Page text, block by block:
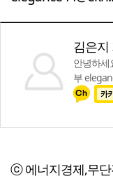
김은지
안녕하세
부
ⓒ 에너지경제,무단